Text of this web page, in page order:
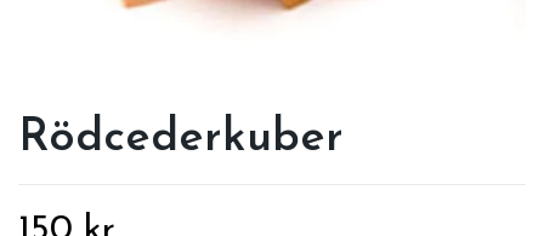
Rödcederkuber